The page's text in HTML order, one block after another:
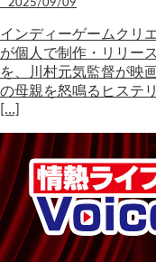
2025/09/09
インディーゲームクリ
が個人で制作・リリー
を、川村元気監督が映
の母親を怒鳴るヒステ
[…]